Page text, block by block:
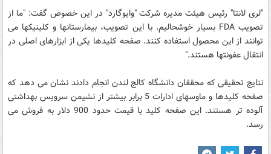
"لری لانتا" رئیس هیئت مدیره شرکت "وایوگارد" در این خصوص گفت: "ما از
تصویب FDA بسیار خوشحالیم. با این تصویب، بیمارستانها و کلینیکها می
توانند از این محصول استفاده کنند. صفحه کلیدها یکی از ابزارهای اصلی در
انتقال عفونتها هستند."
نتایج تحقیقی که محققان دانشگاه کالج لندن انجام دادند نشان می دهد که
صفحه کلیدها و ماوسهای ادارات 5 برابر بیشتر از نشیمن سرویس بهداشتی
آلوده تر هستند. این صفحه کلید با قیمت حدود 900 دلار به فروش می
رسد.